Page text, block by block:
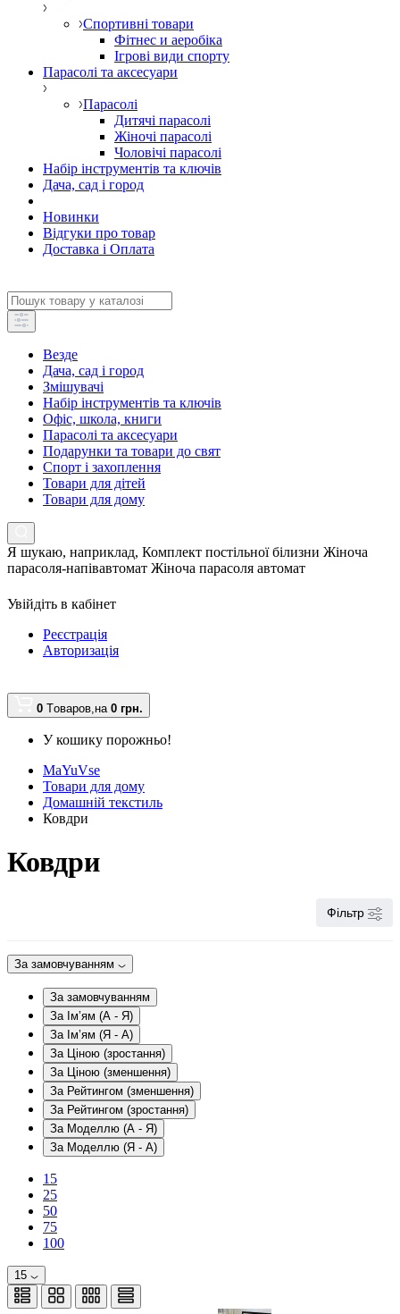
Спортивні товари
Фітнес и аеробіка
Ігрові види спорту
Парасолі та аксесуари
Парасолі
Дитячі парасолі
Жіночі парасолі
Чоловічі парасолі
Набір інструментів та ключів
Дача, сад і город
Новинки
Відгуки про товар
Доставка і Оплата
Везде
Дача, сад і город
Змішувачі
Набір інструментів та ключів
Офіс, школа, книги
Парасолі та аксесуари
Подарунки та товари до свят
Спорт і захоплення
Товари для дітей
Товари для дому
Я шукаю, наприклад, Комплект постільної білизни Жіноча
парасоля-напівавтомат Жіноча парасоля автомат
Увійдіть в кабінет
Реєстрація
Авторизація
0 Tоваров,на 0 грн.
У кошику порожньо!
MaYuVse
Товари для дому
Домашній текстиль
Ковдри
Ковдри
Фільтр
За замовчуванням
За замовчуванням
За Ім’ям (A - Я)
За Ім’ям (Я - A)
За Ціною (зростання)
За Ціною (зменшення)
За Рейтингом (зменшення)
За Рейтингом (зростання)
За Моделлю (A - Я)
За Моделлю (Я - A)
15
25
50
75
100
15